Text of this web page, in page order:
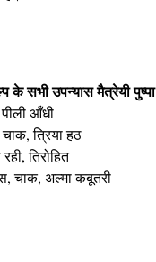
सभी उपन्यास मैत्रेयी पुष्पा
आँधी
त्रिया हठ
तिरोहित
चाक, अल्मा कबूतरी